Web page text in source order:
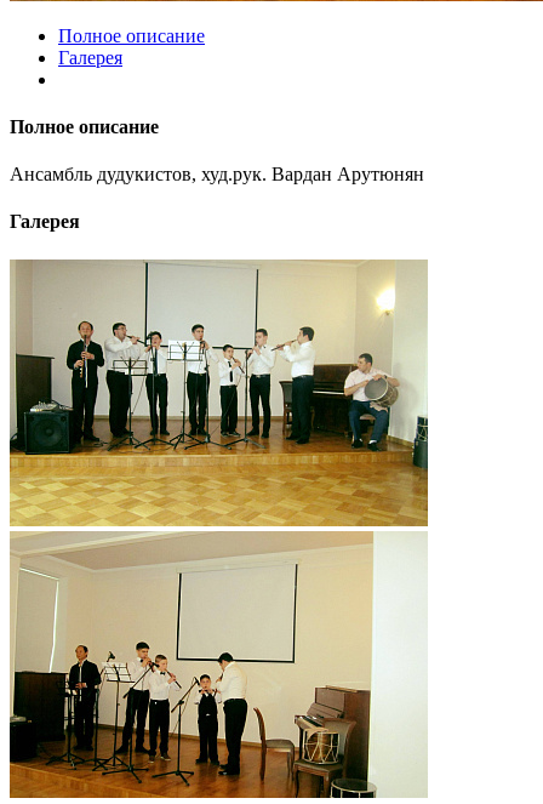
Полное описание
Галерея
Полное описание
Ансамбль дудукистов, худ.рук. Вардан Арутюнян
Галерея